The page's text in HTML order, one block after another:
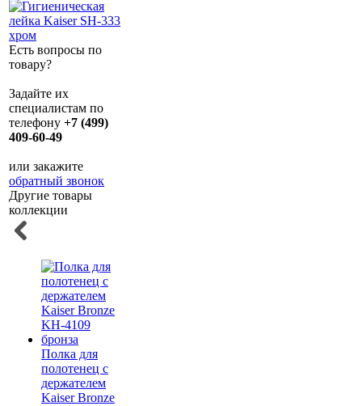
Есть вопросы по
товару?
Задайте их
специалистам по
телефону +7 (499)
409-60-49
или закажите
обратный звонок
Другие товары
коллекции
Полка для
полотенец с
держателем
Kaiser Bronze